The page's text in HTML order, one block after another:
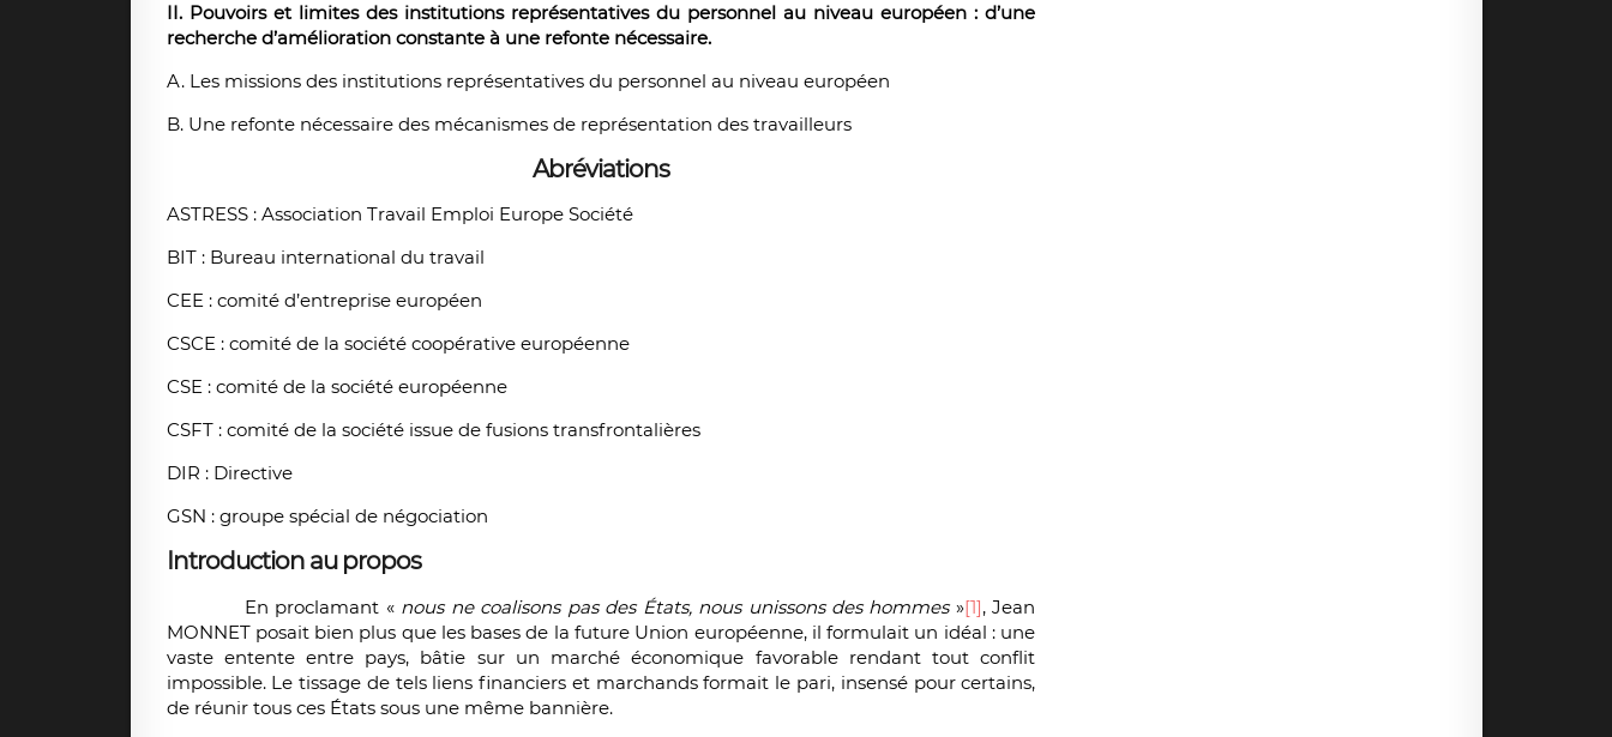
II. Pouvoirs et limites des institutions représentatives du personnel au niveau européen : d’une
recherche d’amélioration constante à une refonte nécessaire.
A. Les missions des institutions représentatives du personnel au niveau européen
B. Une refonte nécessaire des mécanismes de représentation des travailleurs
Abréviations
ASTRESS : Association Travail Emploi Europe Société
BIT : Bureau international du travail
CEE : comité d’entreprise européen
CSCE : comité de la société coopérative européenne
CSE : comité de la société européenne
CSFT : comité de la société issue de fusions transfrontalières
DIR : Directive
GSN : groupe spécial de négociation
Introduction au propos
En proclamant « nous ne coalisons pas des États, nous unissons des hommes»[1], Jean
MONNET posait bien plus que les bases de la future Union européenne, il formulait un idéal : une
vaste entente entre pays, bâtie sur un marché économique favorable rendant tout conflit
impossible. Le tissage de tels liens financiers et marchands formait le pari, insensé pour certains,
de réunir tous ces États sous une même bannière.